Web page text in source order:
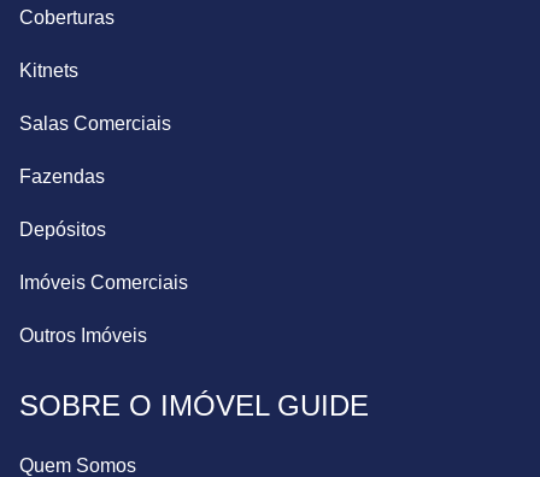
Coberturas
Kitnets
Salas Comerciais
Fazendas
Depósitos
Imóveis Comerciais
Outros Imóveis
SOBRE O IMÓVEL GUIDE
Quem Somos